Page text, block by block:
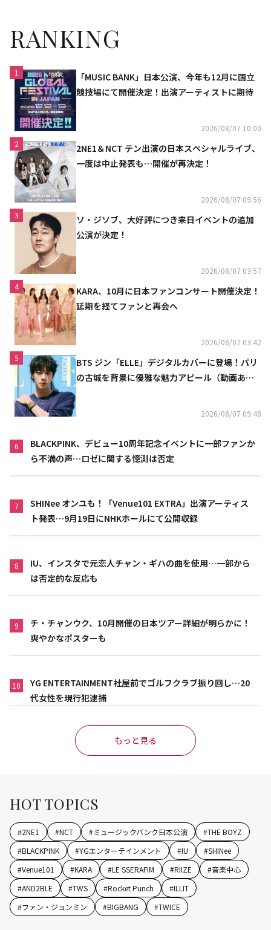
RANKING
1
「MUSIC BANK」日本公演、今年も12月に国立
競技場にて開催決定！出演アーティストに期待
2026/08/07 10:00
2
2NE1＆NCT テン出演の日本スペシャルライブ、
一度は中止発表も…開催が再決定！
2026/08/07 09:56
3
ソ・ジソブ、大好評につき来日イベントの追加
公演が決定！
2026/08/07 03:57
4
KARA、10月に日本ファンコンサート開催決定！
延期を経てファンと再会へ
2026/08/07 03:42
5
BTS ジン「ELLE」デジタルカバーに登場！パリ
の古城を背景に優雅な魅力アピール（動画あ
2026/08/07 09:48
6
BLACKPINK、デビュー10周年記念イベントに一部ファンか
ら不満の声…ロゼに関する憶測は否定
7
SHINee オンユも！「Venue101 EXTRA」出演アーティス
ト発表…9月19日にNHKホールにて公開収録
8
IU、インスタで元恋人チャン・ギハの曲を使用…一部から
は否定的な反応も
9
チ・チャンウク、10月開催の日本ツアー詳細が明らかに！
爽やかなポスターも
10
YG ENTERTAINMENT社屋前でゴルフクラブ振り回し…20
代女性を現行犯逮捕
もっと見る
HOT TOPICS
#2NE1 #NCT #ミュージックバンク日本公演 #THE BOYZ
#BLACKPINK #YGエンターテインメント #IU #SHINee
#Venue101 #KARA #LE SSERAFIM #RIIZE #音楽中心
#AND2BLE #TWS #Rocket Punch #ILLIT
#ファン・ジョンミン #BIGBANG #TWICE